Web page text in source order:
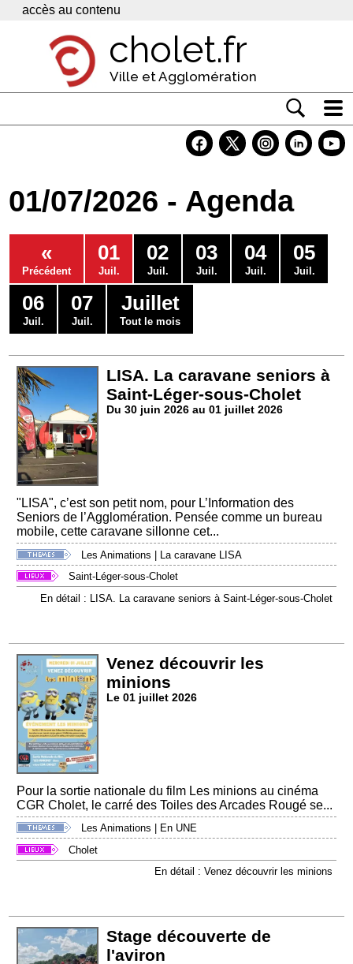
Panneau de gestion des cookies
accès au contenu
cholet.fr
Ville et Agglomération
Economie
Services
Contacts
01/07/2026 - Agenda
«
Précédent
01
Juil.
02
Juil.
03
Juil.
04
Juil.
05
Juil.
06
Juil.
07
Juil.
Juillet
Tout le mois
LISA. La caravane seniors à
Saint-Léger-sous-Cholet
Du 30 juin 2026 au 01 juillet 2026
"LISA", c’est son petit nom, pour L’Information des
Seniors de l’Agglomération. Pensée comme un bureau
mobile, cette caravane sillonne cet...
Les Animations | La caravane LISA
Saint-Léger-sous-Cholet
En détail : LISA. La caravane seniors à Saint-Léger-sous-Cholet
Venez découvrir les
minions
Le 01 juillet 2026
Pour la sortie nationale du film Les minions au cinéma
CGR Cholet, le carré des Toiles des Arcades Rougé se...
Les Animations
En UNE
Cholet
En détail : Venez découvrir les minions
Stage découverte de
l'aviron